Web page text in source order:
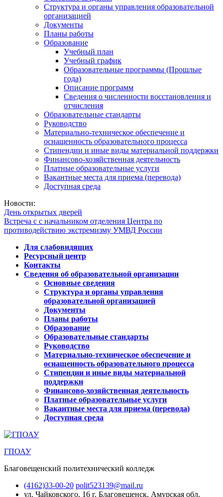
Структура и органы управления образовательной
организацией
Документы
Планы работы
Образование
Учебный план
Учебный график
Образовательные программы (Прошлые
года)
Описание программ
Сведения о численности восстановления и
отчисления
Образовательные стандарты
Руководство
Материально-техническое обеспечение и
оснащенность образовательного процесса
Стипендии и иные виды материальной поддержки
Финансово-хозяйственная деятельность
Платные образовательные услуги
Вакантные места для приема (перевода)
Доступная среда
Новости:
День открытых дверей
Встреча с с начальником отделения Центра по
противодействию экстремизму УМВД России
Для слабовидящих
Ресурсный центр
Контакты
Сведения об образовательной организации
Основные сведения
Структура и органы управления
образовательной организацией
Документы
Планы работы
Образование
Образовательные стандарты
Руководство
Материально-техническое обеспечение и
оснащенность образовательного процесса
Стипендии и иные виды материальной
поддержки
Финансово-хозяйственная деятельность
Платные образовательные услуги
Вакантные места для приема (перевода)
Доступная среда
ГПОАУ
Благовещенский политехнический колледж
(4162)33-00-20 polit523139@mail.ru
ул. Чайковского, 16 г. Благовещенск, Амурская обл.